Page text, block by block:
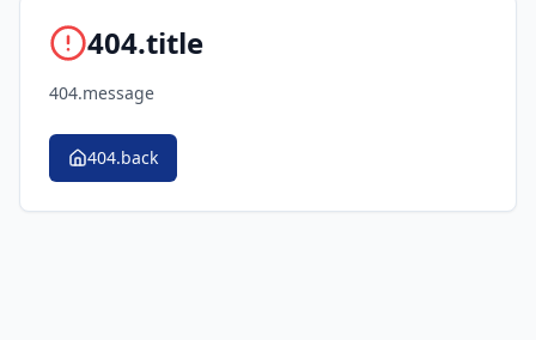
404.title
404.message
404.back